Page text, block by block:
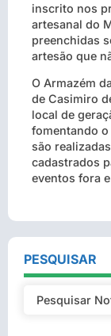
inscrito nos
artesanal do
preenchidas
artesão que
O Armazém
de Casimiro
local de
fomentando o
são
cadastrados
eventos fora
PESQUISAR